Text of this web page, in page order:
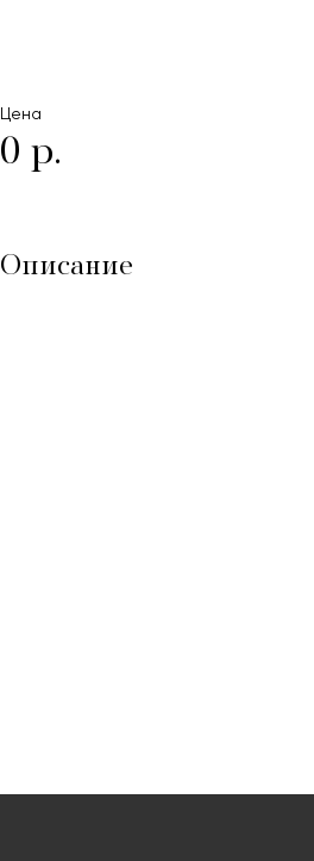
Цена
0 р.
Описание